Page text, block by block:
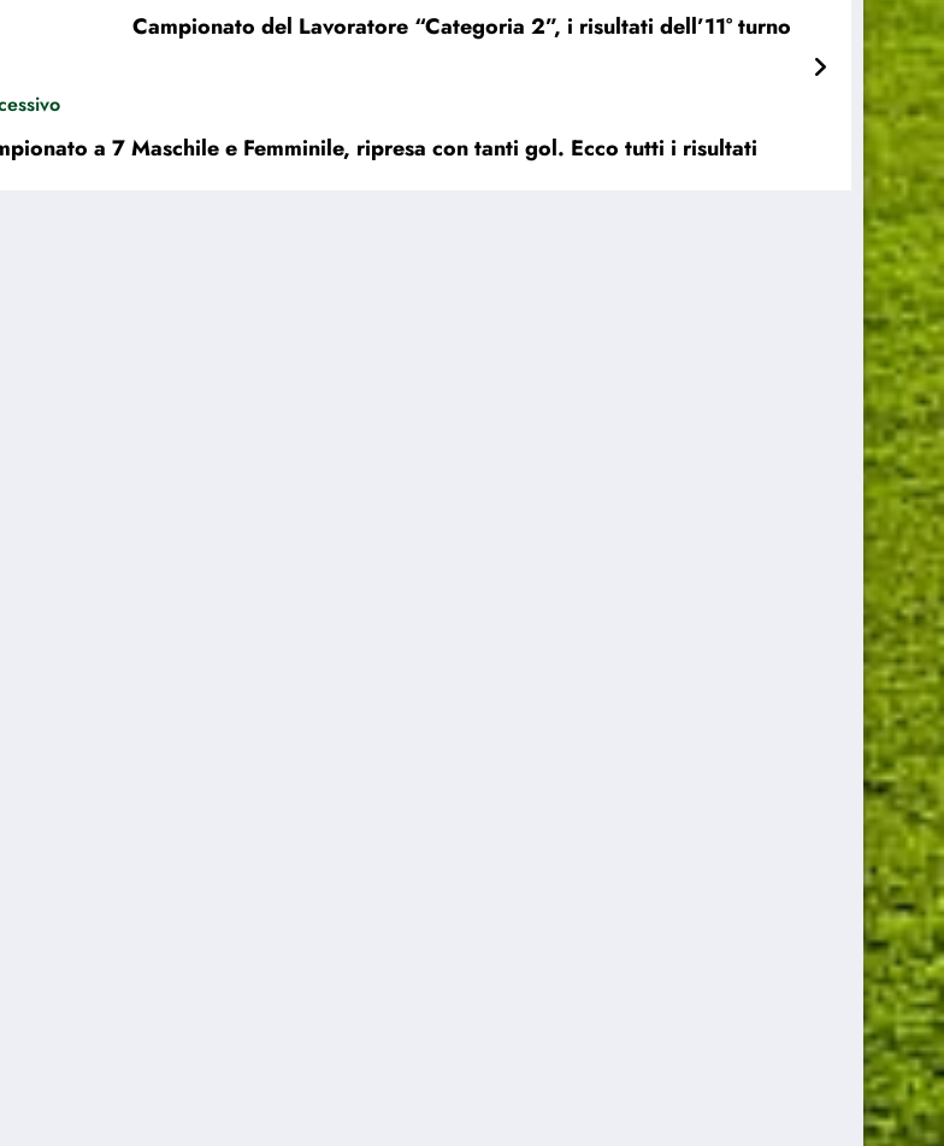
Campionato del Lavoratore “Categoria 2”, i risultati dell’11° turno
a 7 Maschile e Femminile, ripresa con tanti gol. Ecco tutti i risultati